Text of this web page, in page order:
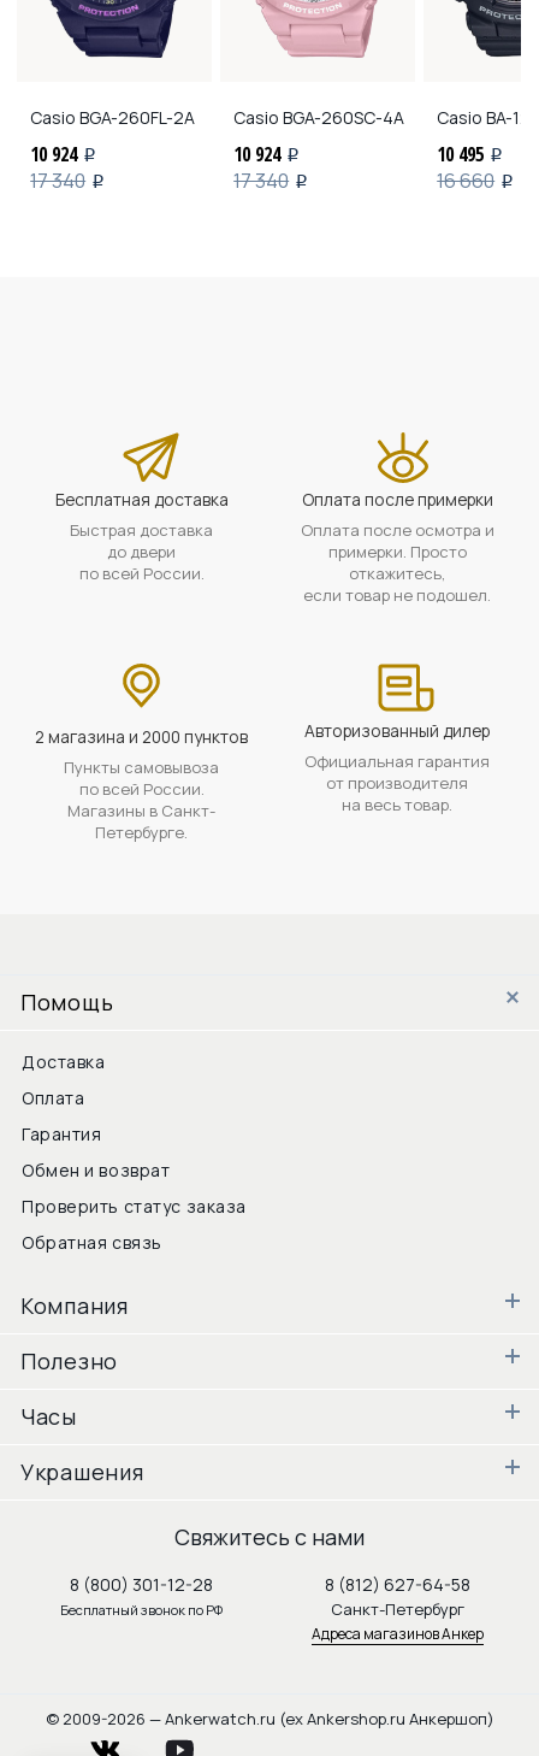
Casio BGA-260FL-2A
10 924 i
17 340 i
Casio BGA-260SC-4A
10 924 i
17 340 i
Casio BA-
10 495 i
16 660 i
Бесплатная доставка
Быстрая доставка
до двери
по всей России.
Оплата после примерки
Оплата после осмотра и
примерки. Просто
откажитесь,
если товар не подошел.
2 магазина и 2000 пунктов
Пункты самовывоза
по всей России.
Магазины в Санкт-
Петербурге.
Авторизованный дилер
Официальная гарантия
от производителя
на весь товар.
Помощь
Доставка
Оплата
Гарантия
Обмен и возврат
Проверить статус заказа
Обратная связь
Компания
Полезно
Часы
Украшения
Свяжитесь с нами
8 (800) 301-12-28
Бесплатный звонок по РФ
8 (812) 627-64-58
Санкт-Петербург
Адреса магазинов Анкер
© 2009-2026 — Ankerwatch.ru (ex Ankershop.ru Анкершоп)
vkontakte youtube